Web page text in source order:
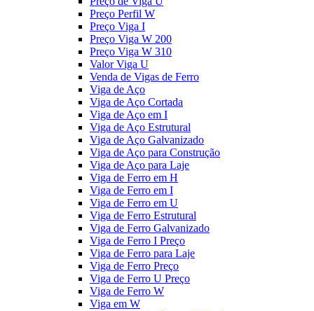
Preço Perfil W
Preço Viga I
Preço Viga W 200
Preço Viga W 310
Valor Viga U
Venda de Vigas de Ferro
Viga de Aço
Viga de Aço Cortada
Viga de Aço em I
Viga de Aço Estrutural
Viga de Aço Galvanizado
Viga de Aço para Construção
Viga de Aço para Laje
Viga de Ferro em H
Viga de Ferro em I
Viga de Ferro em U
Viga de Ferro Estrutural
Viga de Ferro Galvanizado
Viga de Ferro I Preço
Viga de Ferro para Laje
Viga de Ferro Preço
Viga de Ferro U Preço
Viga de Ferro W
Viga em W